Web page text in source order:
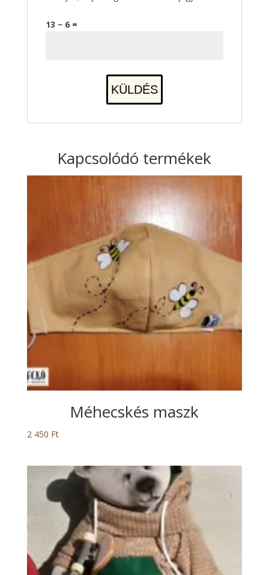
13 − 6 =
Kapcsolódó termékek
Méhecskés maszk
2 450 Ft